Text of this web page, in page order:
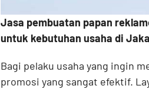
Jasa pembuatan papan
untuk kebutuhan usaha di
Bagi pelaku usaha yang ingin
promosi yang sangat efektif.